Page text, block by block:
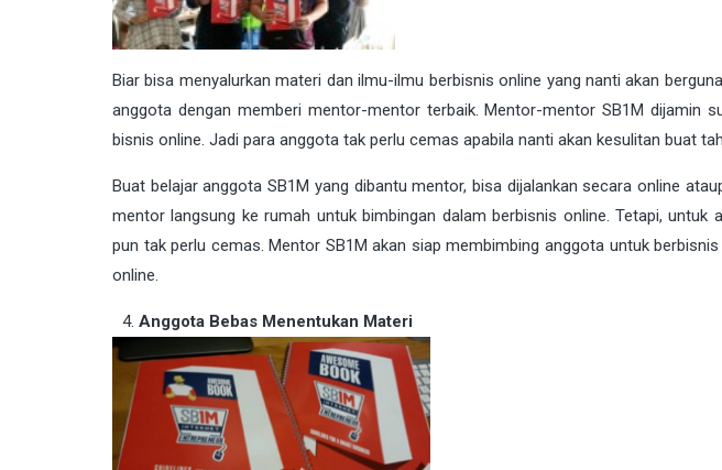
Biar bisa menyalurkan materi dan ilmu-ilmu berbisnis online yang nanti akan
anggota dengan memberi mentor-mentor terbaik. Mentor-mentor SB1M dijamin
bisnis online. Jadi para anggota tak perlu cemas apabila nanti akan kesulitan buat
Buat belajar anggota SB1M yang dibantu mentor, bisa dijalankan secara online
mentor langsung ke rumah untuk bimbingan dalam berbisnis online. Tetapi, untuk
pun tak perlu cemas. Mentor SB1M akan siap membimbing anggota untuk
online.
Anggota Bebas Menentukan Materi